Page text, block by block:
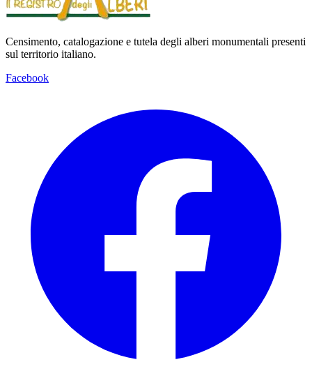
Censimento, catalogazione e tutela degli alberi monumentali presenti
sul territorio italiano.
Facebook